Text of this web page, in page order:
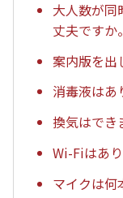
大人数が同
丈夫ですか。
案内版を出
消毒液はあ
換気はでき
Wi-Fiはあり
マイクは何